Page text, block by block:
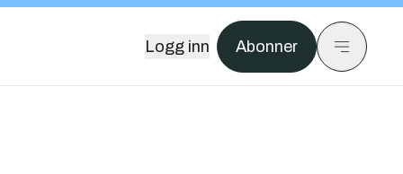
Logg inn Abonner